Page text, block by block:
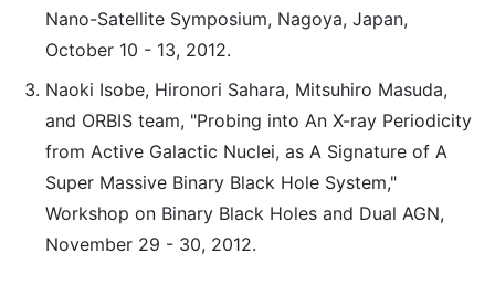
Nano-Satellite Symposium, Nagoya, Japan,
October 10 - 13, 2012.
Naoki Isobe, Hironori Sahara, Mitsuhiro Masuda,
and ORBIS team, "Probing into An X-ray Periodicity
from Active Galactic Nuclei, as A Signature of A
Super Massive Binary Black Hole System,"
Workshop on Binary Black Holes and Dual AGN,
November 29 - 30, 2012.